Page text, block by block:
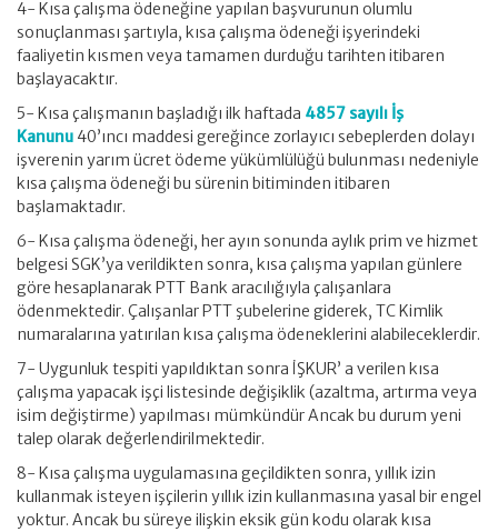
4- Kısa çalışma ödeneğine yapılan başvurunun olumlu
sonuçlanması şartıyla, kısa çalışma ödeneği işyerindeki
faaliyetin kısmen veya tamamen durduğu tarihten itibaren
başlayacaktır.
5- Kısa çalışmanın başladığı ilk haftada 4857 sayılı İş
Kanunu 40’ıncı maddesi gereğince zorlayıcı sebeplerden dolayı
işverenin yarım ücret ödeme yükümlülüğü bulunması nedeniyle
kısa çalışma ödeneği bu sürenin bitiminden itibaren
başlamaktadır.
6- Kısa çalışma ödeneği, her ayın sonunda aylık prim ve hizmet
belgesi SGK’ya verildikten sonra, kısa çalışma yapılan günlere
göre hesaplanarak PTT Bank aracılığıyla çalışanlara
ödenmektedir. Çalışanlar PTT şubelerine giderek, TC Kimlik
numaralarına yatırılan kısa çalışma ödeneklerini alabileceklerdir.
7- Uygunluk tespiti yapıldıktan sonra İŞKUR’ a verilen kısa
çalışma yapacak işçi listesinde değişiklik (azaltma, artırma veya
isim değiştirme) yapılması mümkündür Ancak bu durum yeni
talep olarak değerlendirilmektedir.
8- Kısa çalışma uygulamasına geçildikten sonra, yıllık izin
kullanmak isteyen işçilerin yıllık izin kullanmasına yasal bir engel
yoktur. Ancak bu süreye ilişkin eksik gün kodu olarak kısa